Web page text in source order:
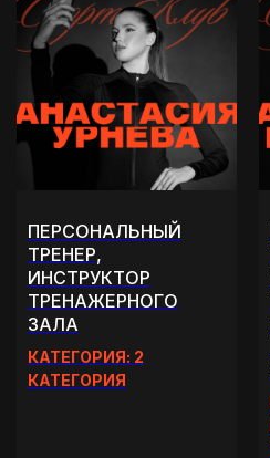
ПЕРСОНАЛЬНЫЙ
ТРЕНЕР,
ИНСТРУКТОР
ТРЕНАЖЕРНОГО
ЗАЛА
КАТЕГОРИЯ: 2
КАТЕГОРИЯ